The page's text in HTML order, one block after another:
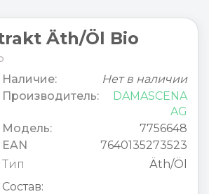
Äth/Öl Bio
Наличие:
Нет в наличии
Производитель:
DAMASCENA
AG
Модель:
7756648
EAN
7640135273523
Тип
Äth/Öl
Состав: